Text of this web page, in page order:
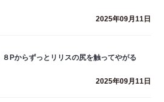
2025年09月11日
Pからずっとリリスの尻を触ってやがる
2025年09月11日